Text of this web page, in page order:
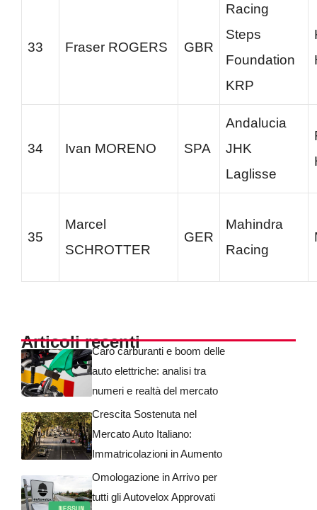
33 Fraser ROGERS GBR
Racing
Steps
Foundation
KRP
34 Ivan MORENO SPA
Andalucia
JHK
Laglisse
35
Marcel
SCHROTTER
GER
Mahindra
Racing
Articoli recentiCaro carburanti e boom delle
auto elettriche: analisi tra
numeri e realtà del mercato
Crescita Sostenuta nel
Mercato Auto Italiano:
Immatricolazioni in Aumento
Omologazione in Arrivo per
tutti gli Autovelox Approvati